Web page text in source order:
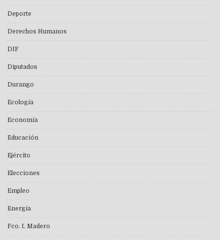
Deporte
Derechos Humanos
DIF
Diputados
Durango
Ecología
Economía
Educación
Ejército
Elecciones
Empleo
Energía
Fco. I. Madero